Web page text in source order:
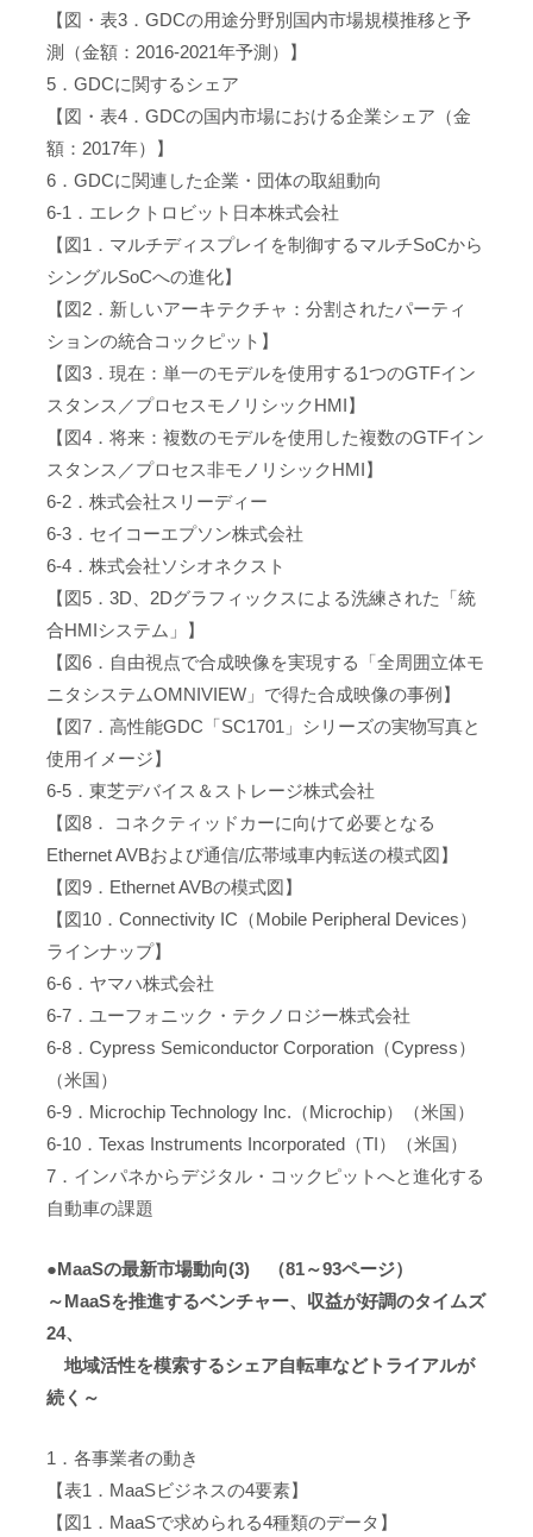
【図・表3．GDCの用途分野別国内市場規模推移と予
測（金額：2016-2021年予測）】
5．GDCに関するシェア
【図・表4．GDCの国内市場における企業シェア（金
額：2017年）】
6．GDCに関連した企業・団体の取組動向
6-1．エレクトロビット日本株式会社
【図1．マルチディスプレイを制御するマルチSoCから
シングルSoCへの進化】
【図2．新しいアーキテクチャ：分割されたパーティ
ションの統合コックピット】
【図3．現在：単一のモデルを使用する1つのGTFイン
スタンス／プロセスモノリシックHMI】
【図4．将来：複数のモデルを使用した複数のGTFイン
スタンス／プロセス非モノリシックHMI】
6-2．株式会社スリーディー
6-3．セイコーエプソン株式会社
6-4．株式会社ソシオネクスト
【図5．3D、2Dグラフィックスによる洗練された「統
合HMIシステム」】
【図6．自由視点で合成映像を実現する「全周囲立体モ
ニタシステムOMNIVIEW」で得た合成映像の事例】
【図7．高性能GDC「SC1701」シリーズの実物写真と
使用イメージ】
6-5．東芝デバイス＆ストレージ株式会社
【図8． コネクティッドカーに向けて必要となる
Ethernet AVBおよび通信/広帯域車内転送の模式図】
【図9．Ethernet AVBの模式図】
【図10．Connectivity IC（Mobile Peripheral Devices）
ラインナップ】
6-6．ヤマハ株式会社
6-7．ユーフォニック・テクノロジー株式会社
6-8．Cypress Semiconductor Corporation（Cypress）
（米国）
6-9．Microchip Technology Inc.（Microchip）（米国）
6-10．Texas Instruments Incorporated（TI）（米国）
7．インパネからデジタル・コックピットへと進化する
自動車の課題
●MaaSの最新市場動向(3) （81～93ページ）
～MaaSを推進するベンチャー、収益が好調のタイムズ
24、
地域活性を模索するシェア自転車などトライアルが
続く～
1．各事業者の動き
【表1．MaaSビジネスの4要素】
【図1．MaaSで求められる4種類のデータ】